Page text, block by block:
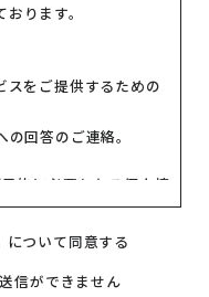
ります。
スをご提供するための
回答のご連絡。
的に必要となる個人情
、ご本人の同意を得る
同意なしに上記利用目
について同意する
信ができません